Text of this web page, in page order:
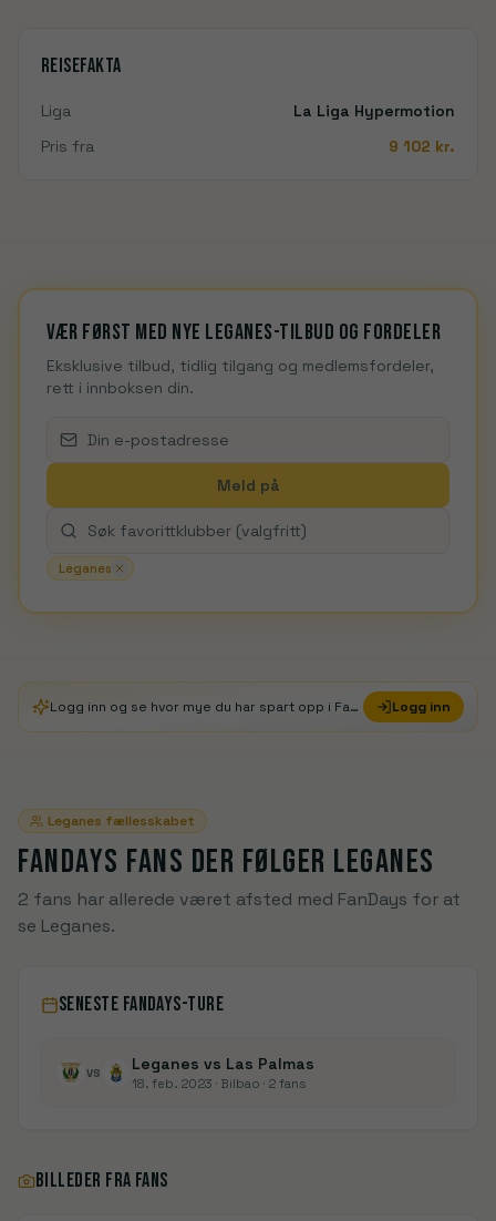
Reisefakta
Liga
La Liga Hypermotion
Pris fra
9 102 kr.
Vær først med nye Leganes-tilbud og fordeler
Eksklusive tilbud, tidlig tilgang og medlemsfordeler,
rett i innboksen din.
Meld på
Leganes
Logg inn og se hvor mye du har spart opp i FanDays Credits Logg inn
Leganes fællesskabet
FANDAYS FANS DER FØLGER LEGANES
2 fans har allerede været afsted med FanDays for at
se Leganes.
SENESTE FANDAYS-TURE
VS Leganes vs Las Palmas
18. feb. 2023 · Bilbao · 2 fans
BILLEDER FRA FANS